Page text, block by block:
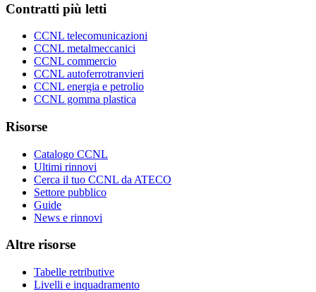
Contratti più letti
CCNL telecomunicazioni
CCNL metalmeccanici
CCNL commercio
CCNL autoferrotranvieri
CCNL energia e petrolio
CCNL gomma plastica
Risorse
Catalogo CCNL
Ultimi rinnovi
Cerca il tuo CCNL da ATECO
Settore pubblico
Guide
News e rinnovi
Altre risorse
Tabelle retributive
Livelli e inquadramento